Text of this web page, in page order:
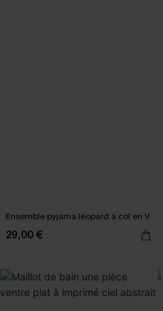
Ensemble pyjama léopard à col en V
29,00 €